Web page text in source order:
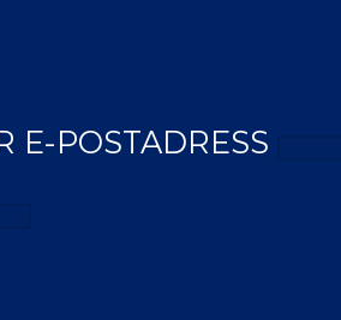
E-POSTADRESS